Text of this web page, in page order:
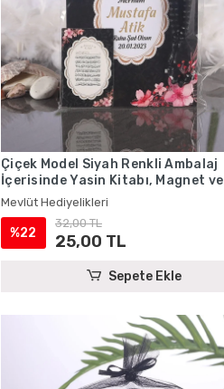
Çiçek Model Siyah Renkli Ambalaj
İçerisinde Yasin Kitabı, Magnet ve
Tesbih - Mevlüt Hediyelikleri
Mevlüt Hediyelikleri
%22
32,00 TL
25,00 TL
Sepete Ekle